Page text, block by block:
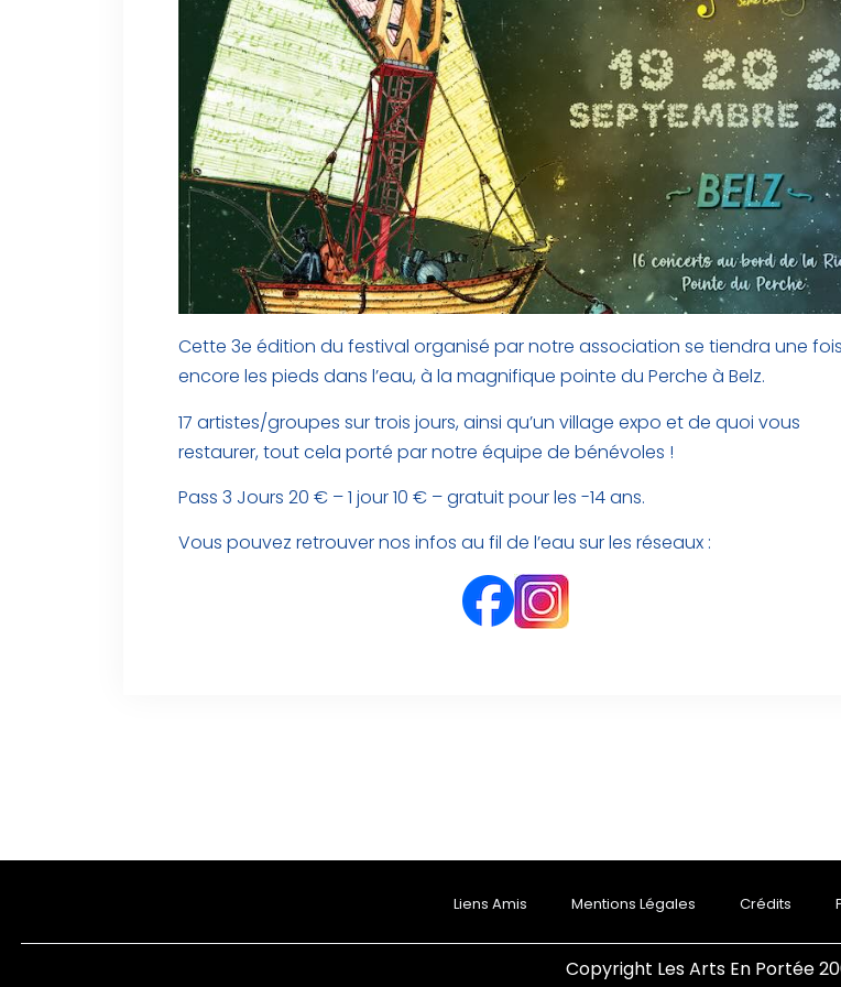
Cette 3e édition du festival organisé par notre association se tiendra une fois
encore les pieds dans l’eau, à la magnifique pointe du Perche à Belz.
17 artistes/groupes sur trois jours, ainsi qu’un village expo et de quoi vous
restaurer, tout cela porté par notre équipe de bénévoles !
Pass 3 Jours 20 € – 1 jour 10 € – gratuit pour les -14 ans.
Vous pouvez retrouver nos infos au fil de l’eau sur les réseaux :
Liens Amis Mentions Légales Crédits
Copyright Les Arts En Portée